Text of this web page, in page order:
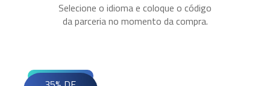
Selecione o idioma e coloque o código
da parceria no momento da compra.